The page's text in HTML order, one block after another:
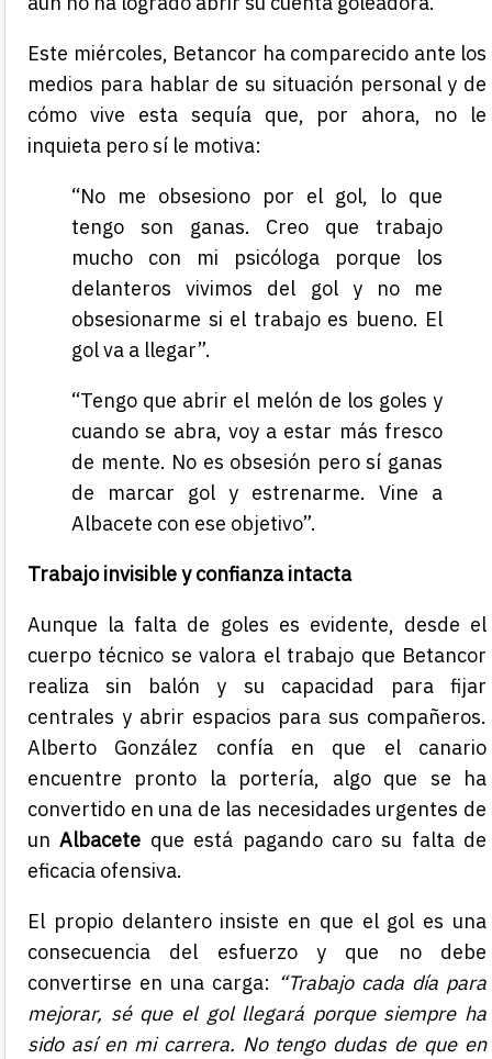
Este miércoles, Betancor ha comparecido ante los
medios para hablar de su situación personal y de
cómo vive esta sequía que, por ahora, no le
inquieta pero sí le motiva:
“No me obsesiono por el gol, lo que
tengo son ganas. Creo que trabajo
mucho con mi psicóloga porque los
delanteros vivimos del gol y no me
obsesionarme si el trabajo es bueno. El
gol va a llegar”.
“Tengo que abrir el melón de los goles y
cuando se abra, voy a estar más fresco
de mente. No es obsesión pero sí ganas
de marcar gol y estrenarme. Vine a
Albacete con ese objetivo”.
Trabajo invisible y confianza intacta
Aunque la falta de goles es evidente, desde el
cuerpo técnico se valora el trabajo que Betancor
realiza sin balón y su capacidad para fijar
centrales y abrir espacios para sus compañeros.
Alberto González confía en que el canario
encuentre pronto la portería, algo que se ha
convertido en una de las necesidades urgentes de
unAlbacete que está pagando caro su falta de
eficacia ofensiva.
El propio delantero insiste en que el gol es una
consecuencia del esfuerzo y que no debe
convertirse en una carga: “Trabajo cada día para
mejorar, sé que el gol llegará porque siempre ha
sido así en mi carrera. No tengo dudas de que en